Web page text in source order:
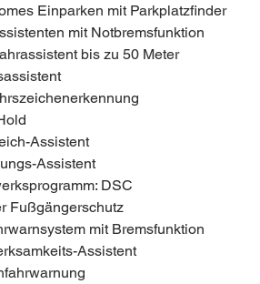
Einparken mit Parkplatzfinder
mit Notbremsfunktion
bis zu 50 Meter
Assistent
Assistent
DSC
Fußgängerschutz
mit Bremsfunktion
Assistent